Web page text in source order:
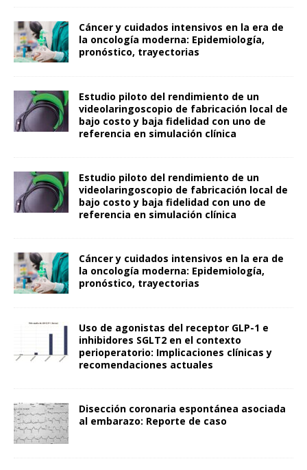
Cáncer y cuidados intensivos en la era de
la oncología moderna: Epidemiología,
pronóstico, trayectorias
Estudio piloto del rendimiento de un
videolaringoscopio de fabricación local de
bajo costo y baja fidelidad con uno de
referencia en simulación clínica
Estudio piloto del rendimiento de un
videolaringoscopio de fabricación local de
bajo costo y baja fidelidad con uno de
referencia en simulación clínica
Cáncer y cuidados intensivos en la era de
la oncología moderna: Epidemiología,
pronóstico, trayectorias
Uso de agonistas del receptor GLP-1 e
inhibidores SGLT2 en el contexto
perioperatorio: Implicaciones clínicas y
recomendaciones actuales
Disección coronaria espontánea asociada
al embarazo: Reporte de caso